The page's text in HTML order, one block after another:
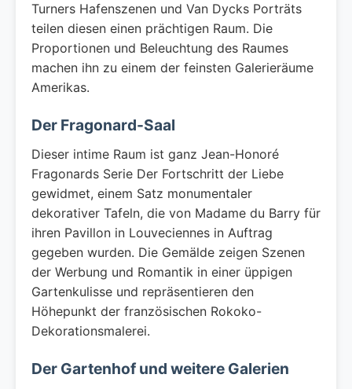
Turners Hafenszenen und Van Dycks Porträts
teilen diesen einen prächtigen Raum. Die
Proportionen und Beleuchtung des Raumes
machen ihn zu einem der feinsten Galerieräume
Amerikas.
Der Fragonard-Saal
Dieser intime Raum ist ganz Jean-Honoré
Fragonards Serie Der Fortschritt der Liebe
gewidmet, einem Satz monumentaler
dekorativer Tafeln, die von Madame du Barry für
ihren Pavillon in Louveciennes in Auftrag
gegeben wurden. Die Gemälde zeigen Szenen
der Werbung und Romantik in einer üppigen
Gartenkulisse und repräsentieren den
Höhepunkt der französischen Rokoko-
Dekorationsmalerei.
Der Gartenhof und weitere Galerien